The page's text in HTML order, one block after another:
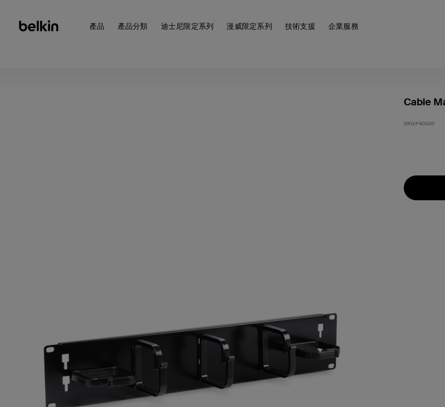
產品 產品分類 迪士尼限定系列 漫威限定系列 技術支援 企業服務
Cable
SKU:F4D320